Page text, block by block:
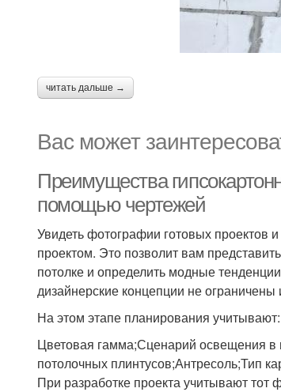
читать дальше →
Вас может
Преимущества
помощью чертежей
Увидеть фотографии готовых проектов
проектом. Это позволит вам
потолке и определить модные
дизайнерские концепции не ограничены
На этом этапе планирования учитывают:
Цветовая гамма;Сценарий освещения в
потолочных плинтусов;Антресоль;Тип
При разработке проекта учитывают